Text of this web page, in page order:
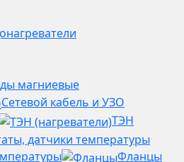
магниевые
Сетевой кабель и УЗО
ТЭН
Фланцы